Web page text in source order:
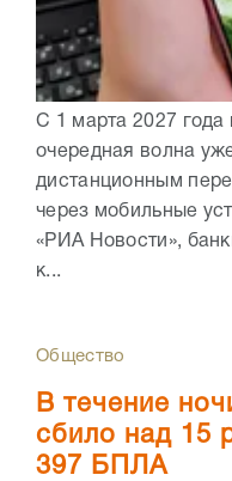
С 1 марта 2027 года
очередная волна
дистанционным
через мобильные
«РИА Новости»,
к...
Общество
В течение
сбило над 15
397 БПЛА